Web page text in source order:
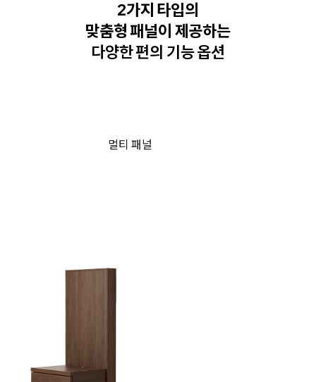
2가지 타입의
맞춤형 패널이 제공하는
다양한 편의 기능 옵션
멀티 패널